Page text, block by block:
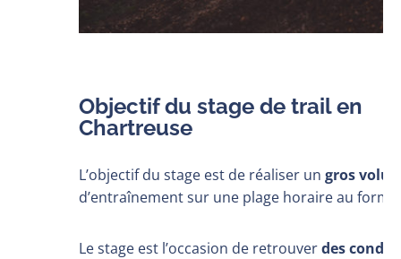
Objectif du stage de trail en
Chartreuse
L’objectif du stage est de réaliser ungros
d’entraînement sur une plage horaire au
Le stage est l’occasion de retrouverdes